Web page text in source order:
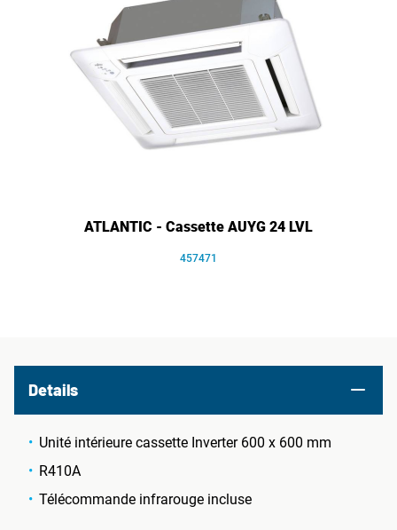
ATLANTIC - Cassette AUYG 24 LVL
457471
Details
Unité intérieure cassette Inverter 600 x 600 mm
R410A
Télécommande infrarouge incluse